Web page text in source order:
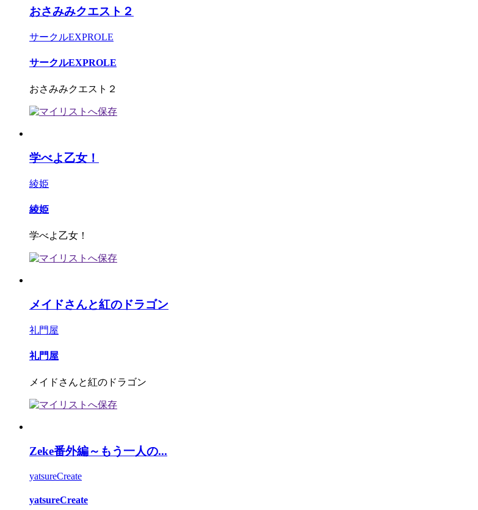
おさみみクエスト２
サークルEXPROLE
サークルEXPROLE
おさみみクエスト２
学べよ乙女！
綾姫
綾姫
学べよ乙女！
メイドさんと紅のドラゴン
礼門屋
礼門屋
メイドさんと紅のドラゴン
Zeke番外編～もう一人の...
yatsureCreate
yatsureCreate